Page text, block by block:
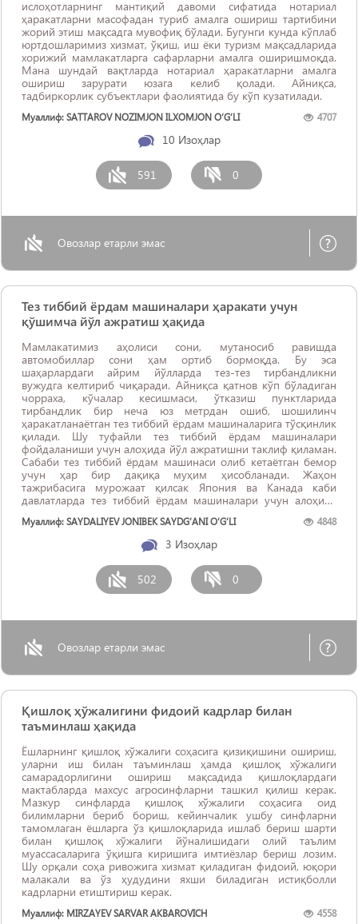
ислоҳотларнинг мантиқий давоми сифатида нотариал
ҳаракатларни масофадан туриб амалга ошириш тартибини
жорий этиш мақсадга мувофиқ бўлади. Бугунги кунда кўплаб
юртдошларимиз хизмат, ўқиш, иш ёки туризм мақсадларида
хорижий мамлакатларга сафарларни амалга оширишмоқда.
Мана шундай вақтларда нотариал ҳаракатларни амалга
ошириш зарурати юзага келиб қолади. Айниқса,
тадбиркорлик субъектлари фаолиятида бу кўп кузатилади.
Муаллиф: SATTAROV NOZIMJON ILXOMJON O‘G‘LI 4707
10 Изоҳлар
591 0
Овозлар етарли эмас
Тез тиббий ёрдам машиналари ҳаракати учун
қўшимча йўл ажратиш ҳақида
Мамлакатимиз аҳолиси сони, мутаносиб равишда
автомобиллар сони ҳам ортиб бормоқда. Бу эса
шаҳарлардаги айрим йўлларда тез-тез тирбандликни
вужудга келтириб чиқаради. Айниқса қатнов кўп бўладиган
чорраха, кўчалар кесишмаси, ўтказиш пунктларида
тирбандлик бир неча юз метрдан ошиб, шошилинч
ҳаракатланаётган тез тиббий ёрдам машиналарига тўсқинлик
қилади. Шу туфайли тез тиббий ёрдам машиналари
фойдаланиши учун алоҳида йўл ажратишни таклиф қиламан.
Сабаби тез тиббий ёрдам машинаси олиб кетаётган бемор
учун ҳар бир дақиқа муҳим ҳисобланади. Жаҳон
тажрибасига мурожаат қилсак Япония ва Канада каби
давлатларда тез тиббий ёрдам машиналари учун алоҳида
Муаллиф: SAYDALIYEV JONIBEK SAYDG‘ANI O‘G‘LI 4848
3 Изоҳлар
502 0
Овозлар етарли эмас
Қишлоқ ҳўжалигини фидоий кадрлар билан
таъминлаш ҳақида
Ёшларнинг қишлоқ хўжалиги соҳасига қизиқишини ошириш,
уларни иш билан таъминлаш ҳамда қишлоқ хўжалиги
самарадорлигини ошириш мақсадида қишлоқлардаги
мактабларда махсус агросинфларни ташкил қилиш керак.
Мазкур синфларда қишлоқ хўжалиги соҳасига оид
билимларни бериб бориш, кейинчалик ушбу синфларни
тамомлаган ёшларга ўз қишлоқларида ишлаб бериш шарти
билан қишлоқ хўжалиги йўналишидаги олий таълим
муассасаларига ўқишга киришига имтиёзлар бериш лозим.
Шу орқали соҳа ривожига хизмат қиладиган фидоий, юқори
малакали ва ўз ҳудудини яхши биладиган истиқболли
кадрларни етиштириш керак.
Муаллиф: MIRZAYEV SARVAR AKBAROVICH 4558